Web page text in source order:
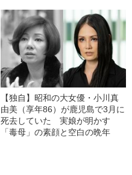
【独自】昭和の大女優・小川真
由美（享年86）が鹿児島で3月に
死去していた 実娘が明かす
「毒母」の素顔と空白の晩年